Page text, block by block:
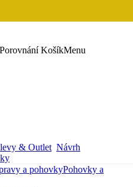
Porovnání KošíkMenu
& Outlet Návrh
a pohovkyPohovky a